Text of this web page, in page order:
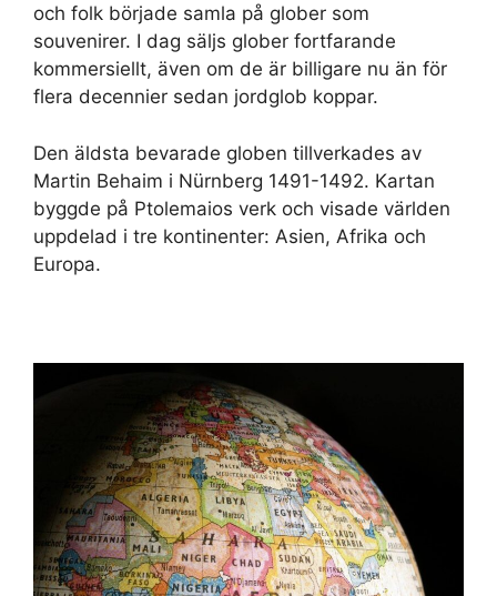
och folk började samla på glober som
souvenirer. I dag säljs glober fortfarande
kommersiellt, även om de är billigare nu än för
flera decennier sedan jordglob koppar.
Den äldsta bevarade globen tillverkades av
Martin Behaim i Nürnberg 1491-1492. Kartan
byggde på Ptolemaios verk och visade världen
uppdelad i tre kontinenter: Asien, Afrika och
Europa.